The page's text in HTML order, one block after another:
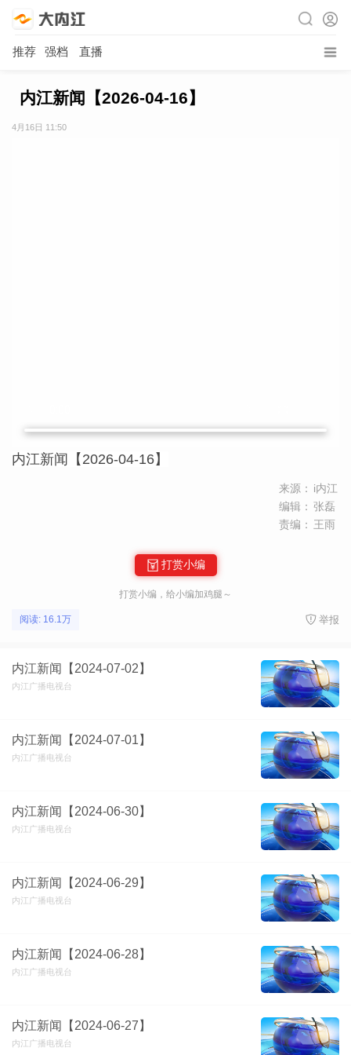
推荐 强档 直播
内江新闻【2026-04-16】
4月16日 11:50
内江新闻【2026-04-16】
来源： i内江
编辑： 张磊
责编： 王雨
打赏小编
打赏小编，给小编加鸡腿～
阅读: 16.1万 举报
内江新闻【2024-07-02】
内江广播电视台
内江新闻【2024-07-01】
内江广播电视台
内江新闻【2024-06-30】
内江广播电视台
内江新闻【2024-06-29】
内江广播电视台
内江新闻【2024-06-28】
内江广播电视台
内江新闻【2024-06-27】
内江广播电视台